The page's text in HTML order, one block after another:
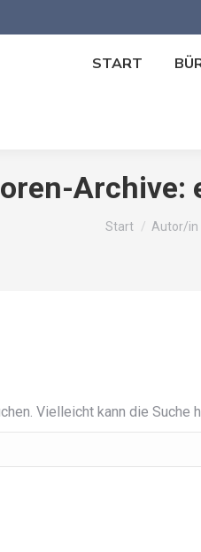
START
Archive:
Sie befinden
Start Autor/in
Vielleicht kann die Suche